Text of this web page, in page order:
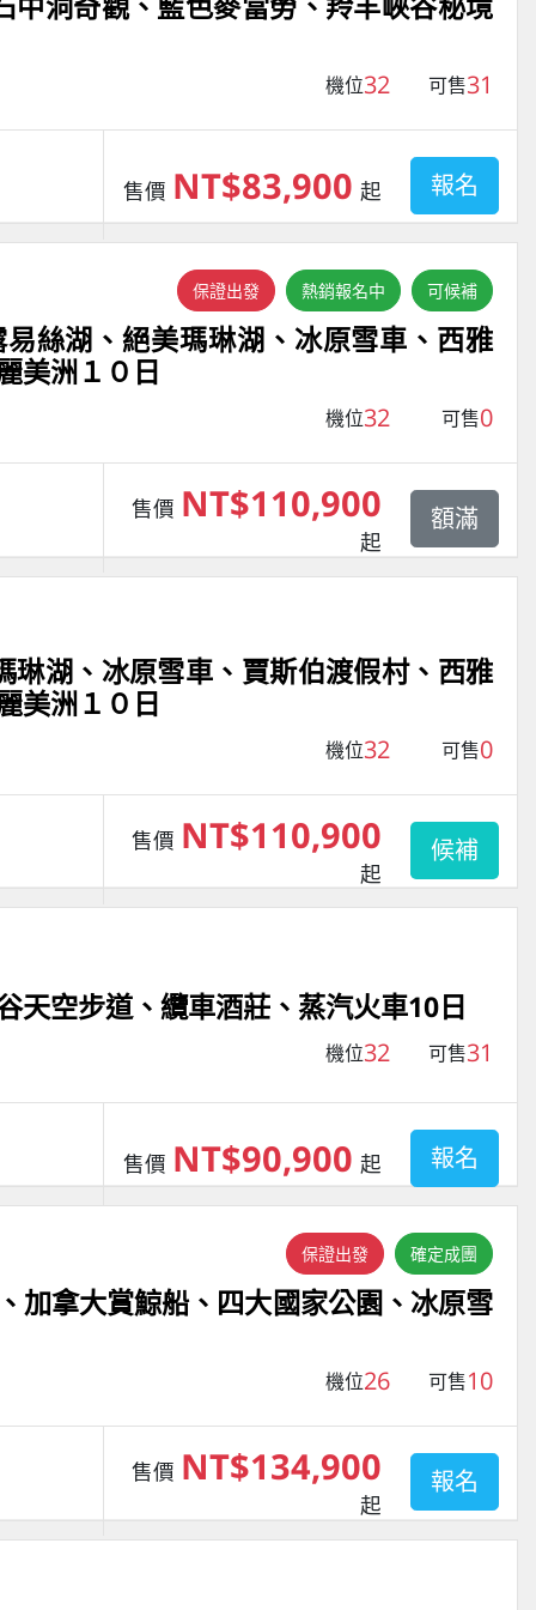
機位32 可售31
售價 NT$83,900 起 報名
保證出發 熱銷報名中 可候補
絲湖、絕美瑪琳湖、冰原雪車、西雅
美洲１０日
機位32 可售0
售價 NT$110,900
起
額滿
琳湖、冰原雪車、賈斯伯渡假村、西雅
美洲１０日
機位32 可售0
售價 NT$110,900
起
候補
天空步道、纜車酒莊、蒸汽火車10日
機位32 可售31
售價 NT$90,900 起 報名
保證出發 確定成團
加拿大賞鯨船、四大國家公園、冰原雪
機位26 可售10
售價 NT$134,900
起
報名